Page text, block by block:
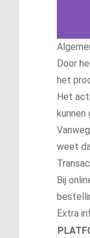
Door
het
Het
kunnen
weet
Bij
Extra